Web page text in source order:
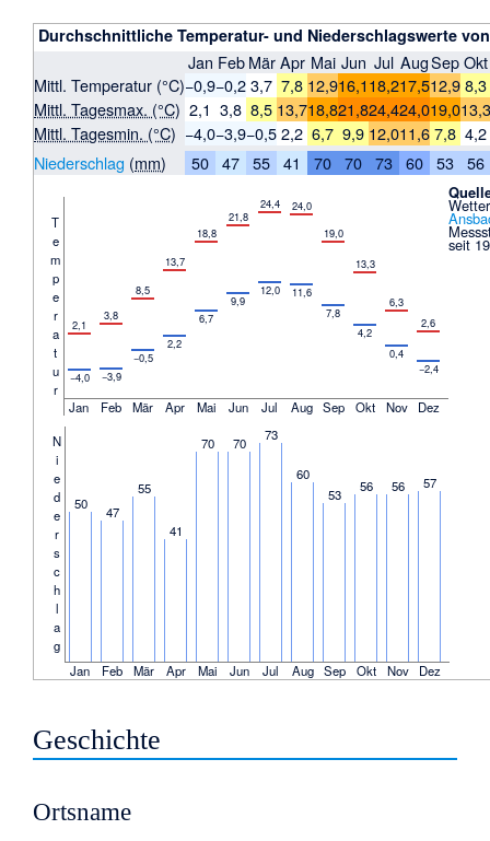
Durchschnittliche Temperatur- und Niederschlagswerte
Jan FebMärApr Mai Jun Jul AugSep Okt
Mittl. Temperatur (°C)−0,9−0,2 3,7 7,8 12,916,118,217,512,9 8,3
Mittl. Tagesmax. (°C) 2,1 3,8 8,5 13,718,821,824,424,019,0
Mittl. Tagesmin. (°C) −4,0−3,9−0,5 2,2 6,7 9,9 12,011,6 7,8 4,2
Niederschlag (mm) 50 47 55 41 70 70 73 60 53 56
T
e
m
p
e
r
a
t
u
r
2,1
−4,0
3,8
−3,9
8,5
−0,5
13,7
2,2
18,8
6,7
21,8
9,9
24,4
12,0
24,0
11,6
19,0
7,8
13,3
4,2
6,3
0,4
2,6
−2,4
Jan Feb Mär Apr Mai Jun Jul Aug Sep Okt Nov
Dez
N
i
e
d
e
r
s
c
h
l
a
g
50 47
55
41
70 70 73
60
53
56 56 57
Jan Feb Mär Apr Mai Jun Jul Aug Sep Okt Nov Dez
seit
Geschichte
Ortsname